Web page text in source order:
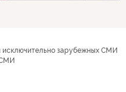
зарубежных СМИ